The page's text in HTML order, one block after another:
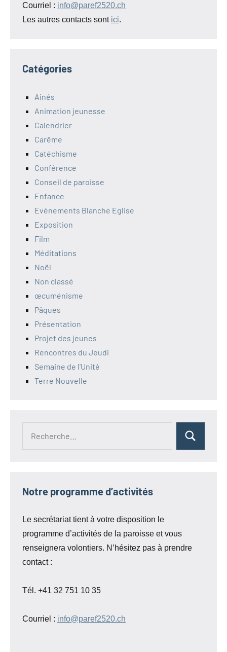
Courriel : info@paref2520.ch
Les autres contacts sont ici.
Catégories
Ainés
Animation jeunesse
Calendrier
Carême
Catéchisme
Conférence
Conseil de paroisse
Enfance
Evénements Blanche Eglise
Exposition
Film
Méditations
Noël
Non classé
œcuménisme
Pâques
Présentation
Projet des jeunes
Rencontres du Jeudi
Semaine de l'Unité
Terre Nouvelle
Rechercher
Notre programme d’activités
Le secrétariat tient à votre disposition le
programme d’activités de la paroisse et vous
renseignera volontiers. N’hésitez pas à prendre
contact :
Tél. +41 32 751 10 35
Courriel : info@paref2520.ch